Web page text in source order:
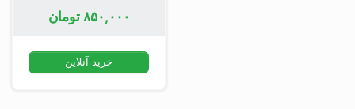
۸۵۰,۰۰۰ تومان
خرید آنلاین